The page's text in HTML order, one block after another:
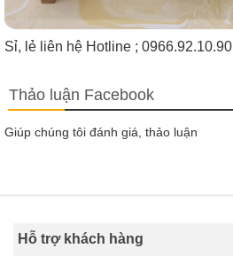
Sỉ, lẻ liên hệ Hotline ; 0966.92.10.90
Thảo luận Facebook
Giúp chúng tôi đánh giá, thảo luận
Hỗ trợ khách hàng